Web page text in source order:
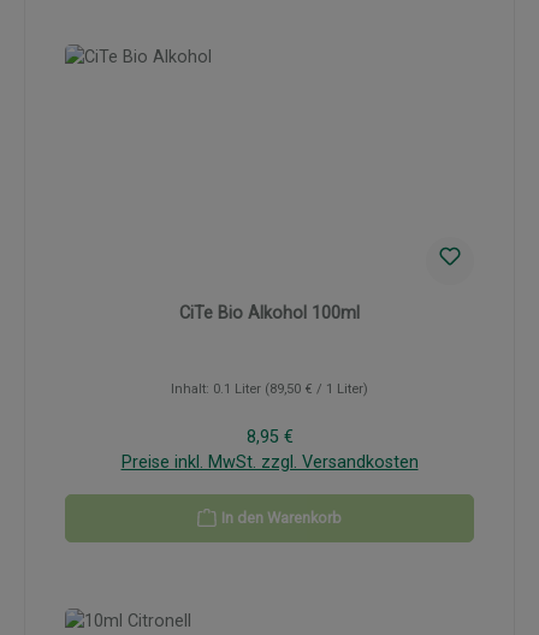
CiTe Bio Alkohol 100ml
Inhalt: 0.1 Liter (89,50 € / 1 Liter)
Regulärer Preis:
8,95 €
Preise inkl. MwSt. zzgl. Versandkosten
In den Warenkorb